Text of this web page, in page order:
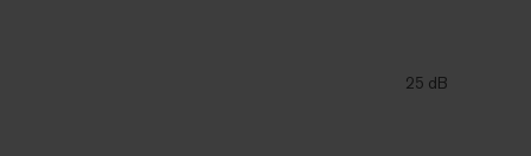
25 dB